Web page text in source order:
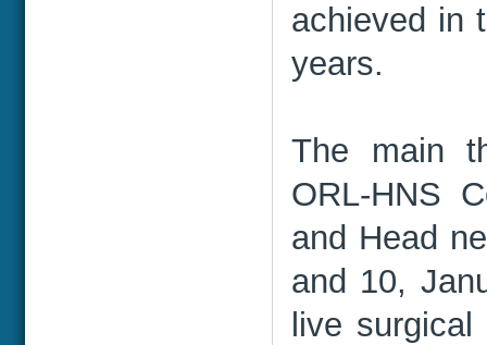
achieved in
years.
The main
ORL-HNS
and Head
and 10,
live